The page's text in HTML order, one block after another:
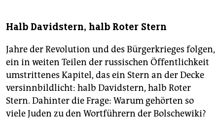
Halb Davidstern, halb Roter Stern
Jahre der Revolution und des Bürgerkrieges folgen,
ein in weiten Teilen der russischen Öffentlichkeit
umstrittenes Kapitel, das ein Stern an der Decke
versinnbildlicht: halb Davidstern, halb Roter
Stern. Dahinter die Frage: Warum gehörten so
viele Juden zu den Wortführern der Bolschewiki?